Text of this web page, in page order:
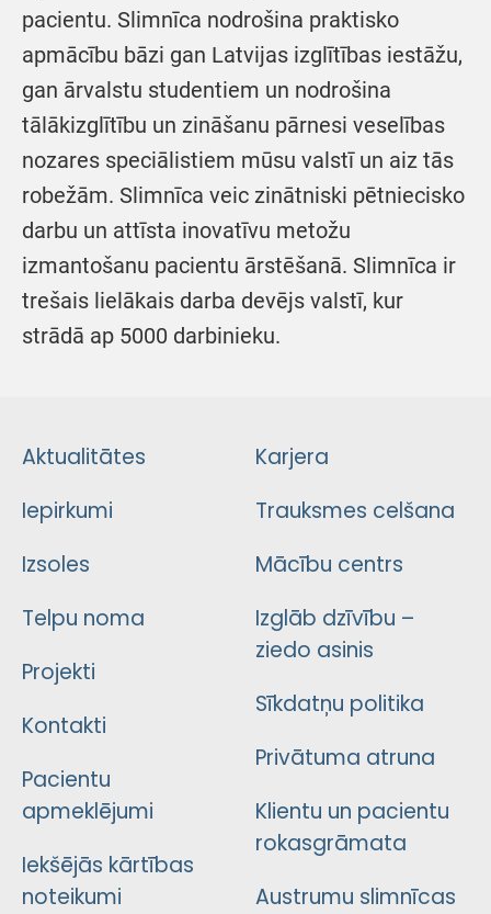
pacientu. Slimnīca nodrošina praktisko
apmācību bāzi gan Latvijas izglītības iestāžu,
gan ārvalstu studentiem un nodrošina
tālākizglītību un zināšanu pārnesi veselības
nozares speciālistiem mūsu valstī un aiz tās
robežām. Slimnīca veic zinātniski pētniecisko
darbu un attīsta inovatīvu metožu
izmantošanu pacientu ārstēšanā. Slimnīca ir
trešais lielākais darba devējs valstī, kur
strādā ap 5000 darbinieku.
Aktualitātes
Iepirkumi
Izsoles
Telpu noma
Projekti
Kontakti
Pacientu
apmeklējumi
Iekšējās kārtības
noteikumi
Karjera
Trauksmes celšana
Mācību centrs
Izglāb dzīvību –
ziedo asinis
Sīkdatņu politika
Privātuma atruna
Klientu un pacientu
rokasgrāmata
Austrumu slimnīcas